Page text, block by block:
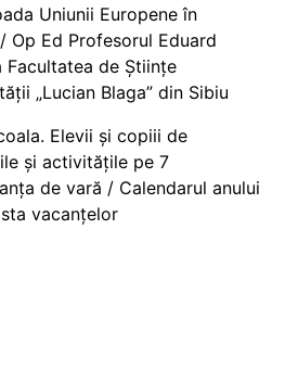
Uniunii Europene în
Ed Profesorul Eduard
de Științe
„Lucian Blaga” din Sibiu
Elevii și copiii de
și activitățile pe 7
de vară / Calendarul anului
vacanțelor